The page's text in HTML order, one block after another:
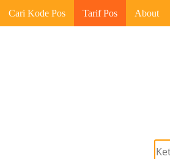
Cari Kode Pos Tarif Pos About